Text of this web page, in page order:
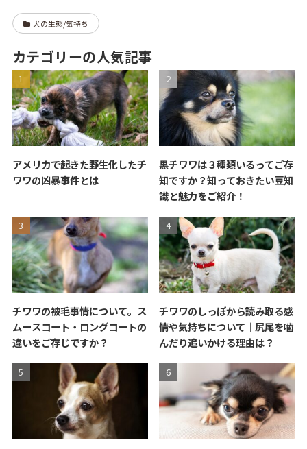
犬の生態/気持ち
カテゴリーの人気記事
アメリカで起きた野生化したチ
ワワの凶暴事件とは
黒チワワは３種類いるってご存
知ですか？知っておきたい豆知
識と魅力をご紹介！
チワワの被毛事情について。ス
ムースコート・ロングコートの
違いをご存じですか？
チワワのしっぽから読み取る感
情や気持ちについて｜尻尾を噛
んだり追いかける理由は？